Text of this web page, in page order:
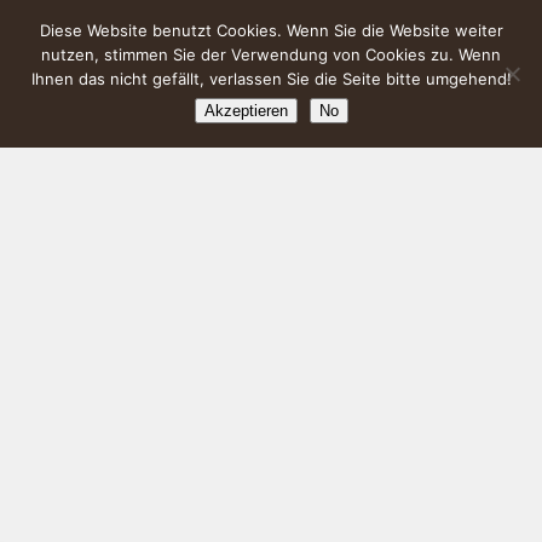
Diese Website benutzt Cookies. Wenn Sie die Website weiter
nutzen, stimmen Sie der Verwendung von Cookies zu. Wenn
Ihnen das nicht gefällt, verlassen Sie die Seite bitte umgehend!
Akzeptieren No